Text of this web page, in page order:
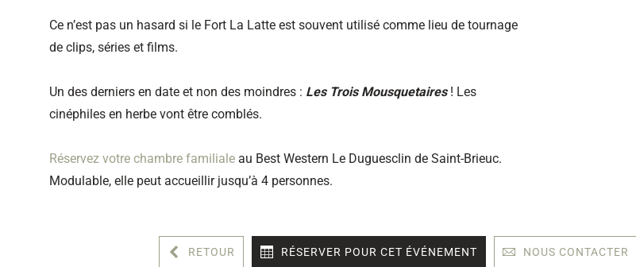
Ce n’est pas un hasard si le Fort La Latte est souvent utilisé comme lieu de tournage
de clips, séries et films.
Un des derniers en date et non des moindres : Les Trois Mousquetaires! Les
cinéphiles en herbe vont être comblés.
Réservez votre chambre familiale au Best Western Le Duguesclin de Saint-Brieuc.
Modulable, elle peut accueillir jusqu’à 4 personnes.
RETOUR RÉSERVER POUR CET ÉVÉNEMENT NOUS CONTACTER